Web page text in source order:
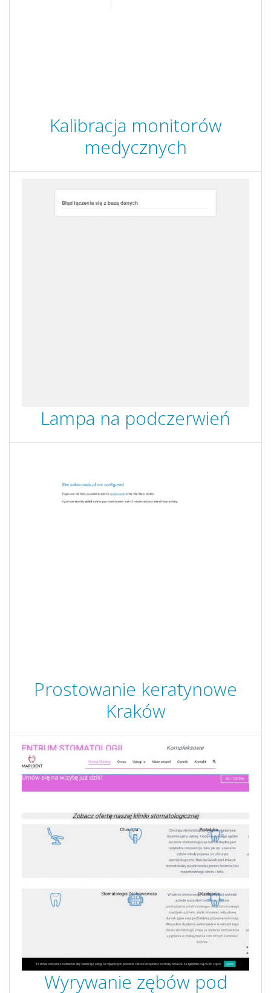
Kalibracja monitorów
medycznych
Lampa na podczerwień
Prostowanie keratynowe
Kraków
Wyrywanie zębów pod